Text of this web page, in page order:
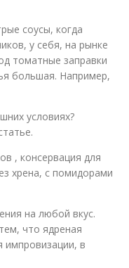
соусы, когда
у себя, на рынке
томатные заправки
большая. Например,
условиях?
, консервация для
хрена, с помидорами
на любой вкус.
что ядреная
импровизации, в